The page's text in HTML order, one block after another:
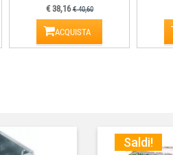
€ 38,16€ 40,60
ACQUISTA
Saldi!